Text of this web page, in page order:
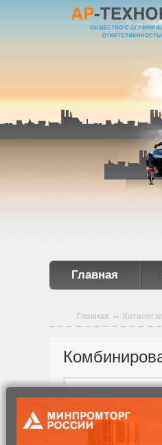
Главная
Главная Каталог